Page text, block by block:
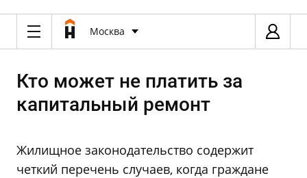
Москва
Кто может не платить за
капитальный ремонт
Жилищное законодательство содержит
четкий перечень случаев, когда граждане